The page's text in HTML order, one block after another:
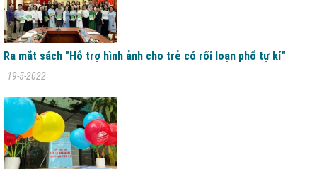
Ra mắt sách "Hỗ trợ hình ảnh cho trẻ có rối loạn phổ tự kỉ"
19-5-2022